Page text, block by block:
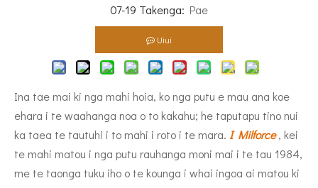
07-19 Takenga: Pae
Uiui
Ina tae mai ki nga mahi hoia, ko nga putu e mau ana koe
ehara i te waahanga noa o to kakahu; he taputapu tino nui
ka taea te tautuhi i to mahi i roto i te mara. I Milforce, kei
te mahi matou i nga putu rauhanga moni mai i te tau 1984,
me te taonga tuku iho o te kounga i whai ingoa ai matou ki